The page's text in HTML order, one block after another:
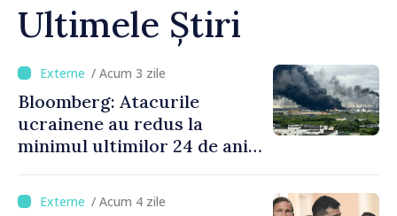
Ultimele Știri
/ Acum 3 zile
Bloomberg: Atacurile
ucrainene au redus la
minimul ultimilor 24 de ani
Rusia
/ Acum 4 zile